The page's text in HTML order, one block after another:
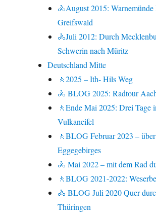
🚴August 2015: Warnemünde
Greifswald
🚴Juli 2012: Durch
Schwerin nach Müritz
Deutschland Mitte
🚶2025 – Ith- Hils Weg
🚴 BLOG 2025: Radtour
🚶Ende Mai 2025: Drei Tage
Vulkaneifel
🚶BLOG Februar 2023 –
Eggegebirges
🚴 Mai 2022 – mit dem Rad
🚶BLOG 2021-2022:
🚴 BLOG Juli 2020 Quer
Thüringen